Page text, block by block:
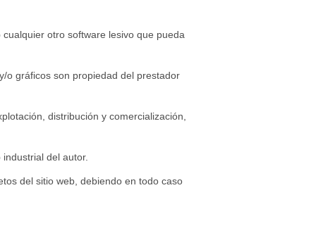
otro software lesivo que pueda
o gráficos son propiedad del prestador
distribución y comercialización,
del autor.
del sitio web, debiendo en todo caso